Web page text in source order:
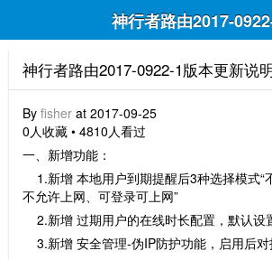
神行者路由2017-
神行者路由2017-0922-1版本更新说
By fisher at 2017-09-25
0人收藏 • 4810人看过
一、新增功能：
1.新增 本地用户到期提醒后3种选择模式“
不允许上网、可登录可上网”
2.新增 过期用户的在线时长配置，默认设
3.新增 安全管理-伪IP防护功能，启用后